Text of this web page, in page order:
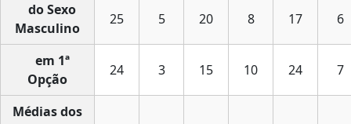
do Sexo
Masculino
25 5 20 8 17 6
em 1ª
Opção
24 3 15 10 24 7
Médias dos